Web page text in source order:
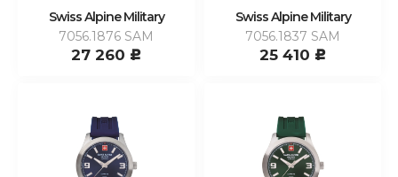
Swiss Alpine Military
7056.1876 SAM
27 260 c
Swiss Alpine Military
7056.1837 SAM
25 410 c